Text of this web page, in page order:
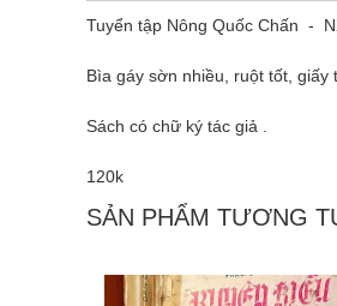
Tuyển tập Nông Quốc Chấn -
Bìa gáy sờn nhiều, ruột tốt, giấy
Sách có chữ ký tác giả .
120k
SẢN PHẨM TƯƠNG